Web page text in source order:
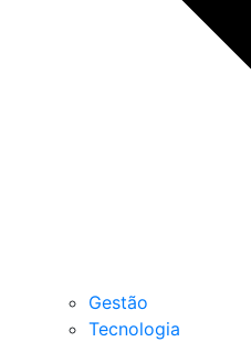
Gestão
Tecnologia